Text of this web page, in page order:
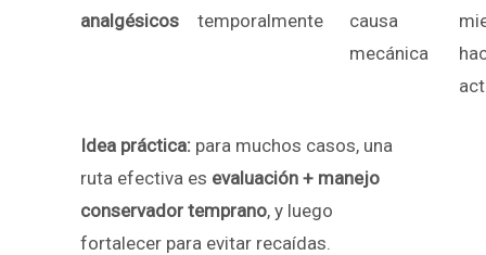
analgésicos
temporalmente
causa
mecánica
Idea práctica: para muchos casos, una
ruta efectiva es evaluación + manejo
conservador temprano, y luego
fortalecer para evitar recaídas.